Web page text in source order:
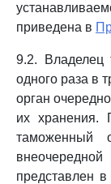
приведена в
9.2. Владелец
одного раза в
орган
их хранения.
таможенный
представлен